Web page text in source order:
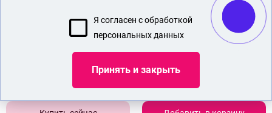
ЭРОТИЧЕСКОЕ БЕЛЬЕ
Показать еще
Я согласен с обработкой
персональных данных
Принять и закрыть